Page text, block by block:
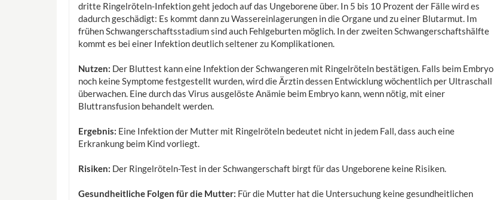
dritte Ringelröteln-Infektion geht jedoch auf das Ungeborene über. In 5 bis 10 Prozent der Fälle wird es
dadurch geschädigt: Es kommt dann zu Wassereinlagerungen in die Organe und zu einer Blutarmut. Im
frühen Schwangerschaftsstadium sind auch Fehlgeburten möglich. In der zweiten Schwangerschaftshälfte
kommt es bei einer Infektion deutlich seltener zu Komplikationen.
Nutzen: Der Bluttest kann eine Infektion der Schwangeren mit Ringelröteln bestätigen. Falls beim Embryo
noch keine Symptome festgestellt wurden, wird die Ärztin dessen Entwicklung wöchentlich per Ultraschall
überwachen. Eine durch das Virus ausgelöste Anämie beim Embryo kann, wenn nötig, mit einer
Bluttransfusion behandelt werden.
Ergebnis: Eine Infektion der Mutter mit Ringelröteln bedeutet nicht in jedem Fall, dass auch eine
Erkrankung beim Kind vorliegt.
Risiken: Der Ringelröteln-Test in der Schwangerschaft birgt für das Ungeborene keine Risiken.
Gesundheitliche Folgen für die Mutter: Für die Mutter hat die Untersuchung keine gesundheitlichen